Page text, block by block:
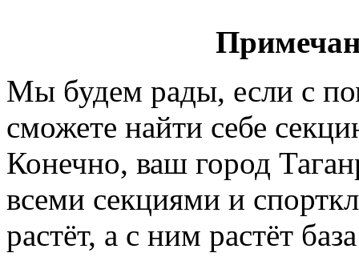
Мы будем рады, если с
сможете найти себе
Конечно, ваш город
всеми секциями и
растёт, а с ним растёт